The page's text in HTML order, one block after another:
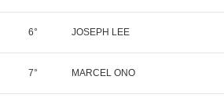
6° JOSEPH LEE
7° MARCEL ONO